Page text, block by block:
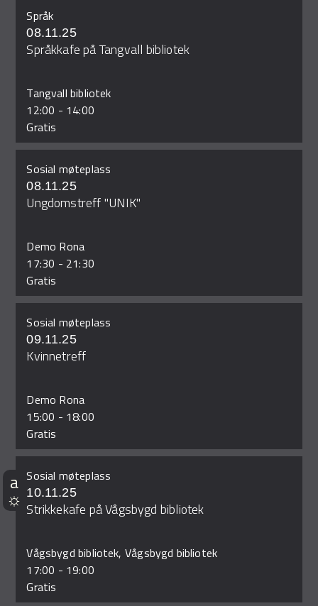
Språk
08.11.25
Språkkafe på Tangvall bibliotek
Tangvall bibliotek
12:00 - 14:00
Gratis
Sosial møteplass
08.11.25
Ungdomstreff "UNIK"
Demo Rona
17:30 - 21:30
Gratis
Sosial møteplass
09.11.25
Kvinnetreff
Demo Rona
15:00 - 18:00
Gratis
Sosial møteplass
10.11.25
Strikkekafe på Vågsbygd bibliotek
Vågsbygd bibliotek, Vågsbygd bibliotek
17:00 - 19:00
Gratis